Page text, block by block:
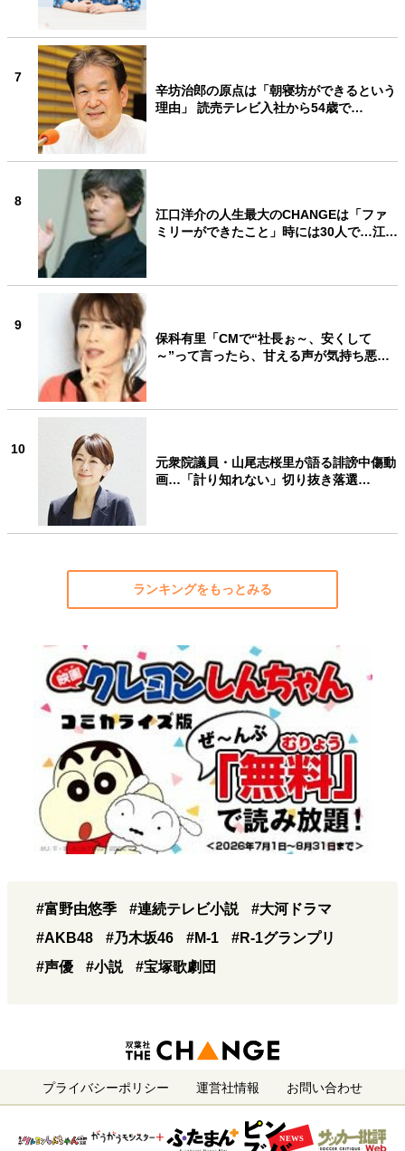
7
辛坊治郎の原点は「朝寝坊ができるという
理由」 読売テレビ入社から54歳で…
8
江口洋介の人生最大のCHANGEは「ファ
ミリーができたこと」時には30人で…江…
9
保科有里「CMで“社長ぉ～、安くして
～”って言ったら、甘える声が気持ち悪…
10
元衆院議員・山尾志桜里が語る誹謗中傷動
画…「計り知れない」切り抜き落選…
ランキングをもっとみる
#富野由悠季 #連続テレビ小説
#大河ドラマ
#AKB48
#乃木坂46 #M-1
#R-1グランプリ
#声優
#小説 #宝塚歌劇団
プライバシーポリシー 運営社情報 お問い合わせ